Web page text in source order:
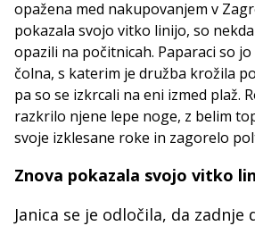
opažena med nakupovanjem v
pokazala svojo vitko linijo, so
opazili na počitnicah. Paparaci so
čolna, s katerim je družba krožila
pa so se izkrcali na eni izmed plaž.
razkrilo njene lepe noge, z belim
svoje izklesane roke in zagorelo
Znova pokazala svojo vitko
Janica se je odločila, da zadnje